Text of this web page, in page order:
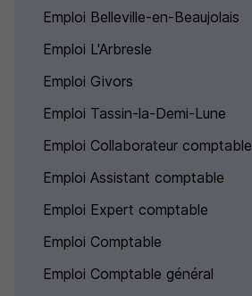
Emploi Belleville-en-Beaujolais
Emploi L'Arbresle
Emploi Givors
Emploi Tassin-la-Demi-Lune
Emploi Collaborateur comptable
Emploi Assistant comptable
Emploi Expert comptable
Emploi Comptable
Emploi Comptable général